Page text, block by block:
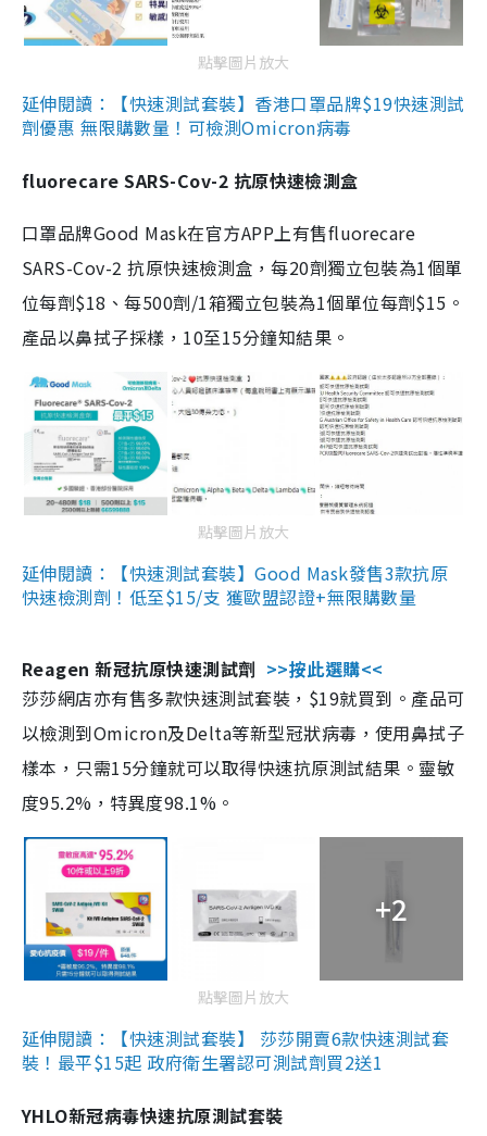
點擊圖片放大
延伸閱讀：【快速測試套裝】香港口罩品牌$19快速測試
劑優惠 無限購數量！可檢測Omicron病毒
fluorecare SARS-Cov-2 抗原快速檢測盒
口罩品牌Good Mask在官方APP上有售fluorecare
SARS-Cov-2 抗原快速檢測盒，每20劑獨立包裝為1個單
位每劑$18、每500劑/1箱獨立包裝為1個單位每劑$15。
產品以鼻拭子採樣，10至15分鐘知結果。
點擊圖片放大
延伸閱讀：【快速測試套裝】Good Mask發售3款抗原
快速檢測劑！低至$15/支 獲歐盟認證+無限購數量
Reagen 新冠抗原快速測試劑 >>按此選購<<
莎莎網店亦有售多款快速測試套裝，$19就買到。產品可
以檢測到Omicron及Delta等新型冠狀病毒，使用鼻拭子
樣本，只需15分鐘就可以取得快速抗原測試結果。靈敏
度95.2%，特異度98.1%。
+2
點擊圖片放大
延伸閱讀：【快速測試套裝】 莎莎開賣6款快速測試套
裝！最平$15起 政府衛生署認可測試劑買2送1
YHLO新冠病毒快速抗原測試套裝